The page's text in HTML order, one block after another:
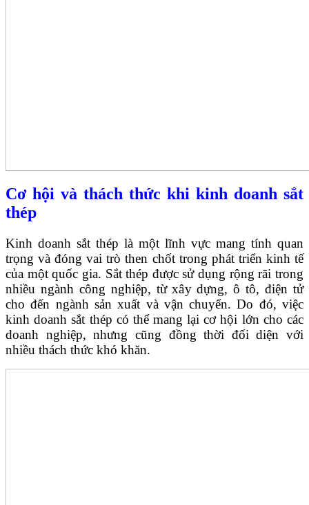
Cơ hội và thách thức khi kinh doanh sắt
thép
Kinh doanh sắt thép là một lĩnh vực mang tính quan
trọng và đóng vai trò then chốt trong phát triển kinh tế
của một quốc gia. Sắt thép được sử dụng rộng rãi trong
nhiều ngành công nghiệp, từ xây dựng, ô tô, điện tử
cho đến ngành sản xuất và vận chuyển. Do đó, việc
kinh doanh sắt thép có thể mang lại cơ hội lớn cho các
doanh nghiệp, nhưng cũng đồng thời đối diện với
nhiều thách thức khó khăn.